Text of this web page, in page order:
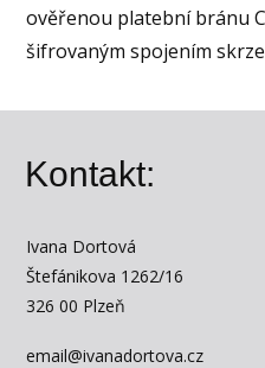
ověřenou platební bránu
šifrovaným spojením
Kontakt:
Ivana Dortová
Štefánikova 1262/16
326 00 Plzeň
email@ivanadortova.cz